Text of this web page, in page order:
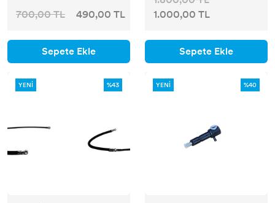
700,00 TL 490,00 TL
Sepete Ekle
1.000,00 TL
Sepete Ekle
YENİ %43 YENİ %40